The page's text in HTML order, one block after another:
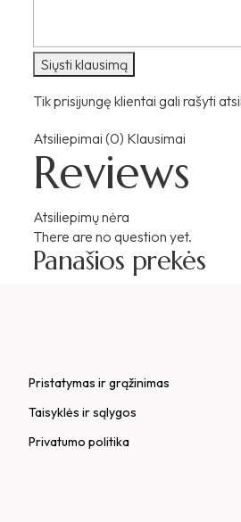
Siųsti klausimą
Tik prisijungę klientai gali rašyti
Atsiliepimai (0) Klausimai
Reviews
Atsiliepimų nėra
There are no question yet.
Panašios prekės
Pristatymas ir grąžinimas
Taisyklės ir sąlygos
Privatumo politika